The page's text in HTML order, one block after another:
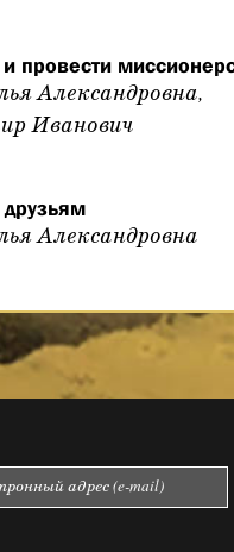
провести
Александровна,
Иванович
Александровна